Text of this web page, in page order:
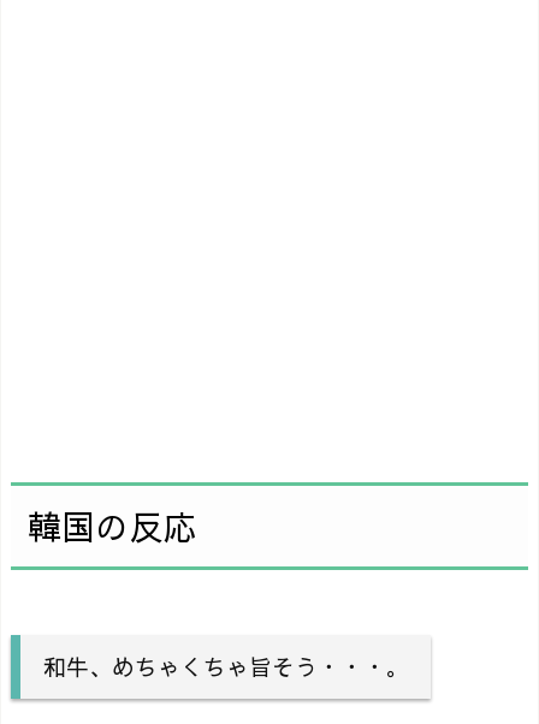
韓国の反応
和牛、めちゃくちゃ旨そう・・・。